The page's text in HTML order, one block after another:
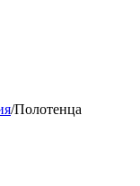
/Полотенца